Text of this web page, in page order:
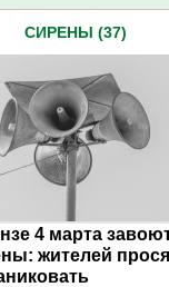
СИРЕНЫ (37)
4 марта
жителей